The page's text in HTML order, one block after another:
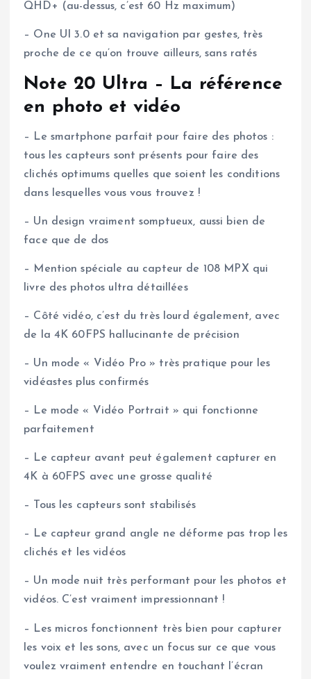
QHD+ (au-dessus, c’est 60 Hz maximum)
– One UI 3.0 et sa navigation par gestes, très
proche de ce qu’on trouve ailleurs, sans ratés
Note 20 Ultra – La référence
en photo et vidéo
– Le smartphone parfait pour faire des photos :
tous les capteurs sont présents pour faire des
clichés optimums quelles que soient les conditions
dans lesquelles vous vous trouvez !
– Un design vraiment somptueux, aussi bien de
face que de dos
– Mention spéciale au capteur de 108 MPX qui
livre des photos ultra détaillées
– Côté vidéo, c’est du très lourd également, avec
de la 4K 60FPS hallucinante de précision
– Un mode « Vidéo Pro » très pratique pour les
vidéastes plus confirmés
– Le mode « Vidéo Portrait » qui fonctionne
parfaitement
– Le capteur avant peut également capturer en
4K à 60FPS avec une grosse qualité
– Tous les capteurs sont stabilisés
– Le capteur grand angle ne déforme pas trop les
clichés et les vidéos
– Un mode nuit très performant pour les photos et
vidéos. C’est vraiment impressionnant !
– Les micros fonctionnent très bien pour capturer
les voix et les sons, avec un focus sur ce que vous
voulez vraiment entendre en touchant l’écran